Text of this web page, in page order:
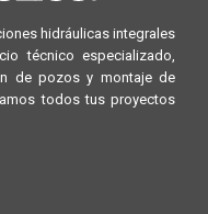
hidráulicas integrales
técnico especializado,
de pozos y montaje de
todos tus proyectos